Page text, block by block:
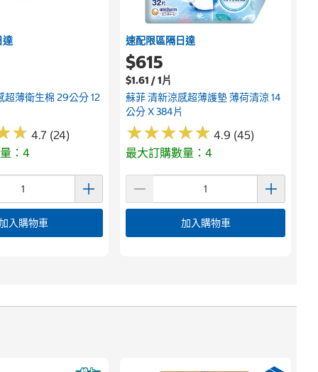
達
超薄衛生棉 29公分 12
★
★ 4.7 (24)
：4
入購物車
速配限區隔日達
$615
$1.61 / 1片
蘇菲 清新涼感超薄護墊 薄荷清涼 14
公分 X 384片
★★★★★
★★★★★ 4.9 (45)
最大訂購數量：4
加入購物車